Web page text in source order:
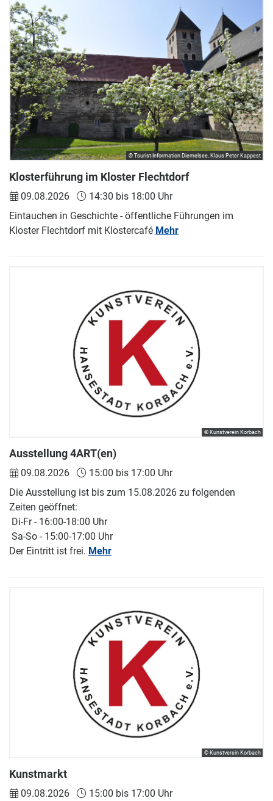
Klosterführung im Kloster Flechtdorf
09.08.2026
14:30 bis 18:00 Uhr
Eintauchen in Geschichte - öffentliche Führungen im
Kloster Flechtdorf mit Klostercafé Mehr
© Tourist-Information Diemelsee, Klaus Peter Kappest
Ausstellung 4ART(en)
09.08.2026
15:00 bis 17:00 Uhr
Die Ausstellung ist bis zum 15.08.2026 zu folgenden
Zeiten geöffnet:
Di-Fr - 16:00-18:00 Uhr
Sa-So - 15:00-17:00 Uhr
Der Eintritt ist frei. Mehr
© Kunstverein Korbach
Kunstmarkt
09.08.2026
15:00 bis 17:00 Uhr
© Kunstverein Korbach